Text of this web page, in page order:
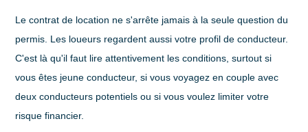
Le contrat de location ne s'arrête jamais à la seule question du
permis. Les loueurs regardent aussi votre profil de conducteur.
C'est là qu'il faut lire attentivement les conditions, surtout si
vous êtes jeune conducteur, si vous voyagez en couple avec
deux conducteurs potentiels ou si vous voulez limiter votre
risque financier.